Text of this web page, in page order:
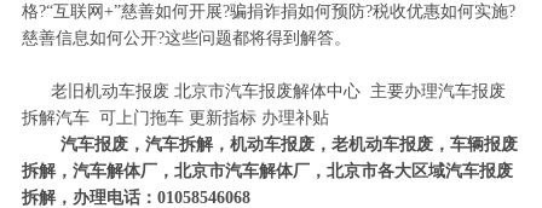
格?“互联网+”慈善如何开展?骗捐诈捐如何预防?税收优惠如何实施?
慈善信息如何公开?这些问题都将得到解答。
老旧机动车报废 北京市汽车报废解体中心 主要办理汽车报废
拆解汽车 可上门拖车 更新指标 办理补贴
汽车报废，汽车拆解，机动车报废，老机动车报废，车辆报废
拆解，汽车解体厂，北京市汽车解体厂，北京市各大区域汽车报废
拆解，办理电话：01058546068